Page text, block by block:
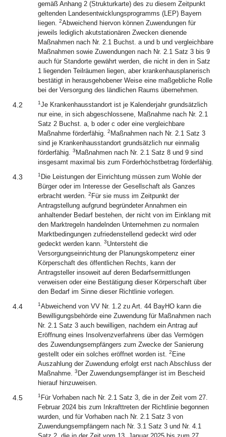
gemäß Anhang 2 (Strukturkarte) des zu diesem Zeitpunkt
geltenden Landesentwicklungsprogramms (LEP) Bayern
liegen. 2Abweichend hiervon können Zuwendungen für
jeweils lediglich akutstationären Zwecken dienende
Maßnahmen nach Nr. 2.1 Buchst. a und b und vergleichbare
Maßnahmen sowie Zuwendungen nach Nr. 2.1 Satz 3 bis 9
auch für Standorte gewährt werden, die nicht in den in Satz
1 liegenden Teilräumen liegen, aber krankenhausplanerisch
bestätigt in herausgehobener Weise eine maßgebliche Rolle
bei der Versorgung des ländlichen Raums übernehmen.
4.2 1Je Krankenhausstandort ist je Kalenderjahr grundsätzlich
nur eine, in sich abgeschlossene, Maßnahme nach Nr. 2.1
Satz 2 Buchst. a, b oder c oder eine vergleichbare
Maßnahme förderfähig. 2 Maßnahmen nach Nr. 2.1 Satz 3
sind je Krankenhausstandort grundsätzlich nur einmalig
förderfähig. 3 Maßnahmen nach Nr. 2.1 Satz 8 und 9 sind
insgesamt maximal bis zum Förderhöchstbetrag förderfähig.
4.3 1 Die Leistungen der Einrichtung müssen zum Wohle der
Bürger oder im Interesse der Gesellschaft als Ganzes
erbracht werden. 2 Für sie muss im Zeitpunkt der
Antragstellung aufgrund begründeter Annahmen ein
anhaltender Bedarf bestehen, der nicht von im Einklang mit
den Marktregeln handelnden Unternehmen zu normalen
Marktbedingungen zufriedenstellend gedeckt wird oder
gedeckt werden kann. 3Untersteht die
Versorgungseinrichtung der Planungskompetenz einer
Körperschaft des öffentlichen Rechts, kann der
Antragsteller insoweit auf deren Bedarfsermittlungen
verweisen oder eine Bestätigung dieser Körperschaft über
den Bedarf im Sinne dieser Richtlinie vorlegen.
4.4 1Abweichend von VV Nr. 1.2 zu Art. 44 BayHO kann die
Bewilligungsbehörde eine Zuwendung für Maßnahmen nach
Nr. 2.1 Satz 3 auch bewilligen, nachdem ein Antrag auf
Eröffnung eines Insolvenzverfahrens über das Vermögen
des Zuwendungsempfängers zum Zwecke der Sanierung
gestellt oder ein solches eröffnet worden ist. 2 Eine
Auszahlung der Zuwendung erfolgt erst nach Abschluss der
Maßnahme. 3 Der Zuwendungsempfänger ist im Bescheid
hierauf hinzuweisen.
4.5 1 Für Vorhaben nach Nr. 2.1 Satz 3, die in der Zeit vom 27.
Februar 2024 bis zum Inkrafttreten der Richtlinie begonnen
wurden, und für Vorhaben nach Nr. 2.1 Satz 3 von
Zuwendungsempfängern nach Nr. 3.1 Satz 3 und Nr. 4.1